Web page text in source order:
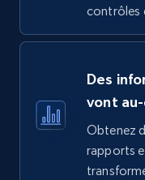
contrôles
Des
vont
Obtenez
rapports